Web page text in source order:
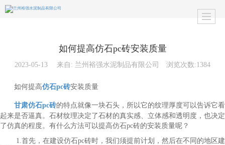
如何提高仿石pc砖安装质量
2023-05-13 来自: 兰州裕强水泥制品有限公司 浏览次数:1384
如何提高仿石pc砖安装质量
甘肃仿石pc砖的特点就像一块石头，所以它的纹理厚度可以告诉它看
起来是否逼真。石材纹理决定了石材的真实感、立体感和透明度，也决定
了仿真的程度。有什么方法可以提高仿石pc砖的安装质量呢？
1.首先，在建设仿石pc砖时，我们须提前计划，然后在不同的地区建